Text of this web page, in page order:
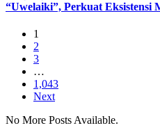
“Uwelaiki”, Perkuat Eksistensi
1
2
3
…
1,043
Next
No More Posts Available.